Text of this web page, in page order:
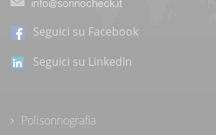
Seguici su Facebook
Seguici su LinkedIn
Polisonnografia